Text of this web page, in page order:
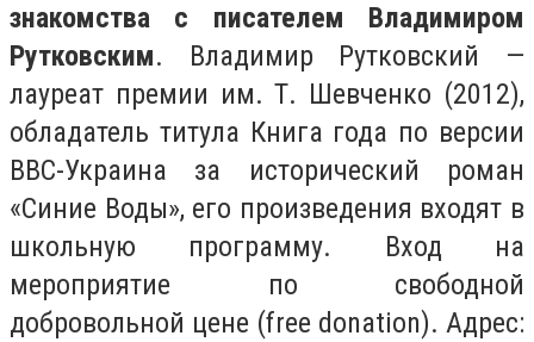
знакомства с писателем Владимиром
Рутковским. Владимир Рутковский —
лауреат премии им. Т. Шевченко (2012),
обладатель титула Книга года по версии
BBC-Украина за исторический роман
«Синие Воды», его произведения входят в
школьную программу. Вход на
мероприятие по свободной
добровольной цене (free donation). Адрес: